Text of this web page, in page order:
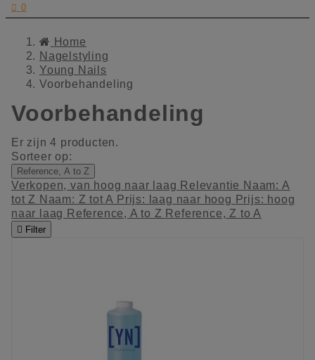
 0
Home
Nagelstyling
Young Nails
Voorbehandeling
Voorbehandeling
Er zijn 4 producten.
Sorteer op:
Reference, A to Z
Verkopen, van hoog naar laag Relevantie Naam: A
tot Z Naam: Z tot A Prijs: laag naar hoog Prijs: hoog
naar laag Reference, A to Z Reference, Z to A
 Filter